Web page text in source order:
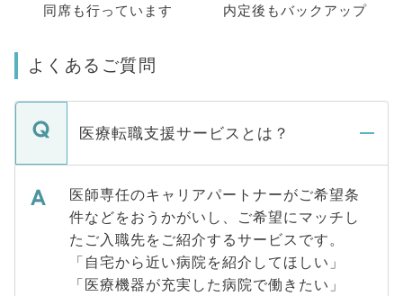
同席も行っています
内定後もバックアップ
よくあるご質問
医療転職支援サービスとは？
医師専任のキャリアパートナーがご希望条
件などをおうかがいし、ご希望にマッチし
たご入職先をご紹介するサービスです。
「自宅から近い病院を紹介してほしい」
「医療機器が充実した病院で働きたい」